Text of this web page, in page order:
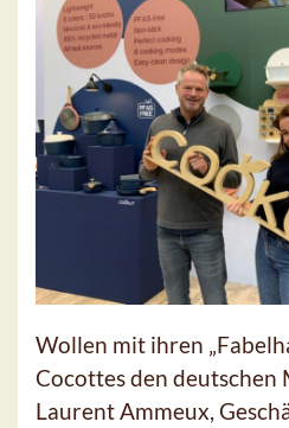
Wollen mit ihren
Cocottes den deutschen
Laurent Ammeux,